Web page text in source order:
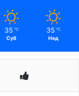
35 ℃
Суб
35 ℃
Нед